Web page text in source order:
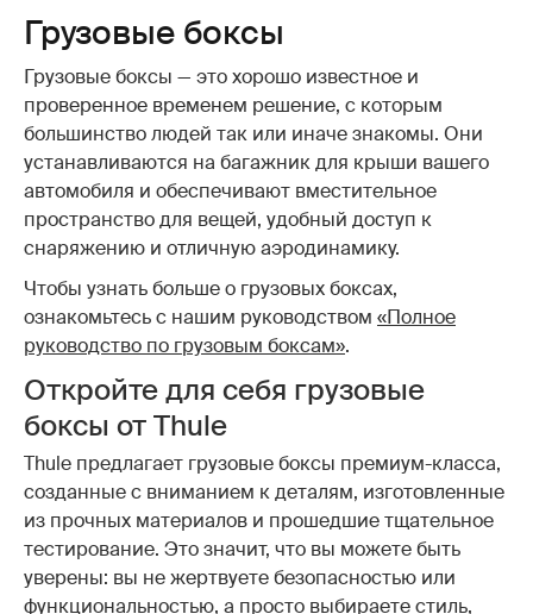
Грузовые боксы
Грузовые боксы — это хорошо известное и
проверенное временем решение, с которым
большинство людей так или иначе знакомы. Они
устанавливаются на багажник для крыши вашего
автомобиля и обеспечивают вместительное
пространство для вещей, удобный доступ к
снаряжению и отличную аэродинамику.
Чтобы узнать больше о грузовых боксах,
ознакомьтесь с нашим руководством «Полное
руководство по грузовым боксам».
Откройте для себя грузовые
боксы от Thule
Thule предлагает грузовые боксы премиум-класса,
созданные с вниманием к деталям, изготовленные
из прочных материалов и прошедшие тщательное
тестирование. Это значит, что вы можете быть
уверены: вы не жертвуете безопасностью или
функциональностью, а просто выбираете стиль,